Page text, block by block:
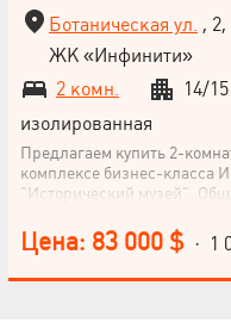
Ботаническая ул. ,
ЖК «Инфинити»
2 комн.
14/15
изолированная
Предлагаем купить 2-
комплексе бизнес-класса
"Исторический музей".
санузел, туалет. Высота
этаже всего 4 квартиры.
на город. Панорамные
Цена: 83 000 $ · 1